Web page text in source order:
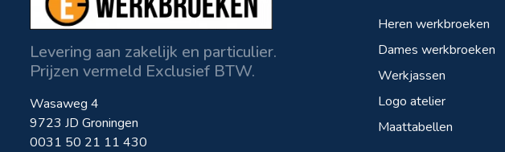
Levering aan zakelijk en particulier.
Prijzen vermeld Exclusief BTW.
Wasaweg 4
9723 JD Groningen
0031 50 21 11 430
Heren werkbroeken
Dames werkbroeken
Werkjassen
Logo atelier
Maattabellen